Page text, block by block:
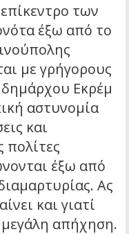
των
έξω από το
με γρήγορους
Εκρέμ
αστυνομία
και
πολίτες
έξω από
Ας
και γιατί
μεγάλη απήχηση.